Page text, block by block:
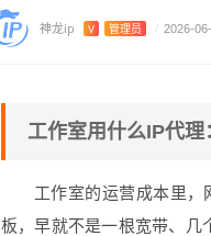
神龙ip V 管理员 / 2026-
工作室用什么IP代
工作室的运营成本里
板，早就不是一根宽带、几